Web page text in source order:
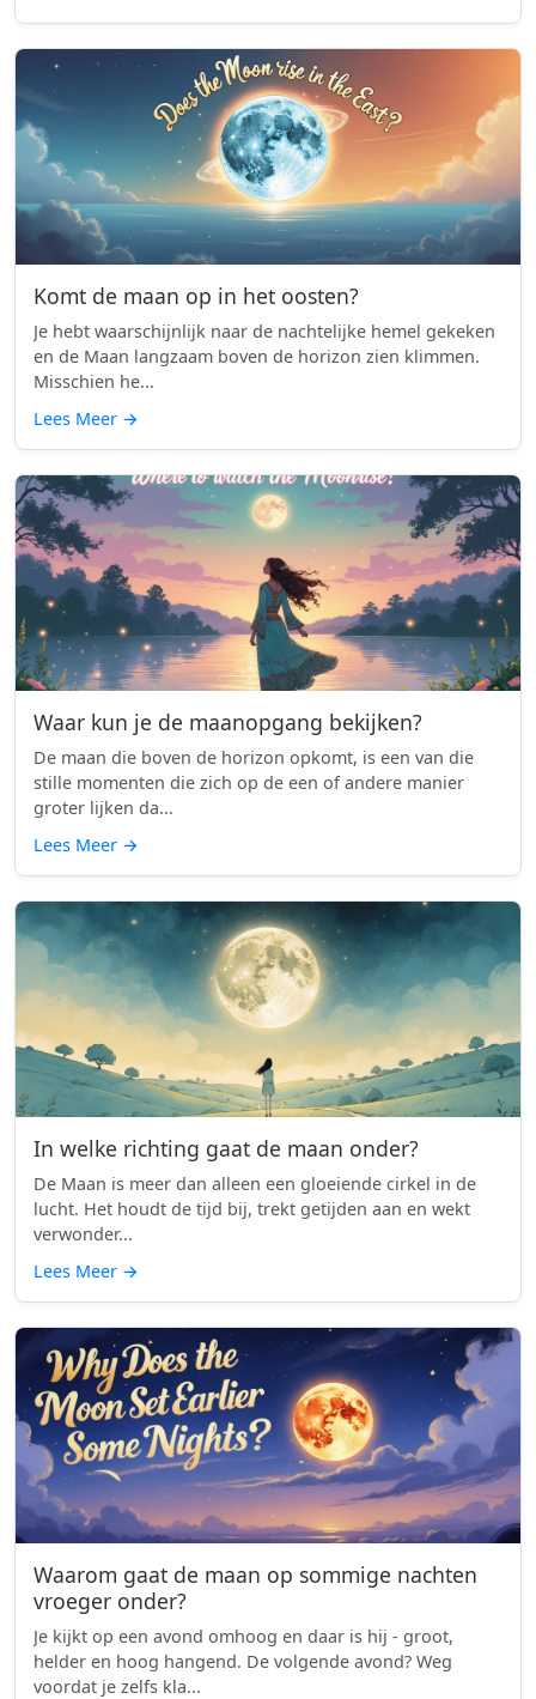
Komt de maan op in het oosten?
Je hebt waarschijnlijk naar de nachtelijke hemel gekeken
en de Maan langzaam boven de horizon zien klimmen.
Misschien he...
Lees Meer →
Waar kun je de maanopgang bekijken?
De maan die boven de horizon opkomt, is een van die
stille momenten die zich op de een of andere manier
groter lijken da...
Lees Meer →
In welke richting gaat de maan onder?
De Maan is meer dan alleen een gloeiende cirkel in de
lucht. Het houdt de tijd bij, trekt getijden aan en wekt
verwonder...
Lees Meer →
Waarom gaat de maan op sommige nachten
vroeger onder?
Je kijkt op een avond omhoog en daar is hij - groot,
helder en hoog hangend. De volgende avond? Weg
voordat je zelfs kla...